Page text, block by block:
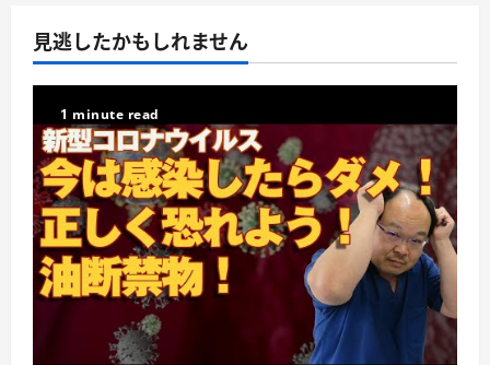
見逃したかもしれません
1 minute read